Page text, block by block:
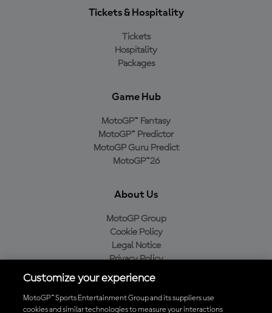
Tickets & Hospitality
Tickets
Hospitality
Packages
Game Hub
MotoGP™ Fantasy
MotoGP™ Predictor
MotoGP Guru Predict
MotoGP™26
About Us
MotoGP Group
Cookie Policy
Legal Notice
Privacy Policy
Purchase Policy
Customize your experience
MotoGP™ Sports Entertainment Group and its suppliers use
cookies and similar technologies to measure your interactions